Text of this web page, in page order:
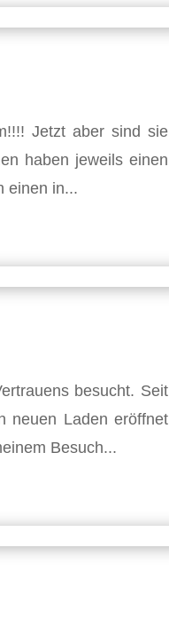
Jetzt aber sind sie
haben jeweils einen
einen in...
besucht. Seit
neuen Laden eröffnet
Besuch...